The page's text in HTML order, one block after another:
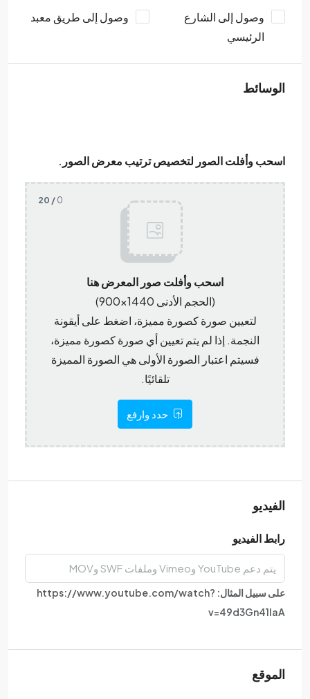
وصول إلى الشارع
الرئيسي
وصول إلى طريق معبد
الوسائط
اسحب وأفلت الصور لتخصيص ترتيب معرض الصور.
0
/ 20
اسحب وأفلت صور المعرض هنا
(الحجم الأدنى 1440×900)
لتعيين صورة كصورة مميزة، اضغط على أيقونة
النجمة. إذا لم يتم تعيين أي صورة كصورة مميزة،
فسيتم اعتبار الصورة الأولى هي الصورة المميزة
تلقائيًا.
حدد وارفع
الفيديو
رابط الفيديو
على سبيل المثال: https://www.youtube.com/watch?
v=49d3Gn41IaA
الموقع